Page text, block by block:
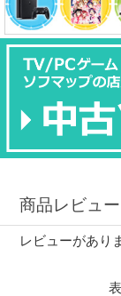
商品レビュー
レビューがあり